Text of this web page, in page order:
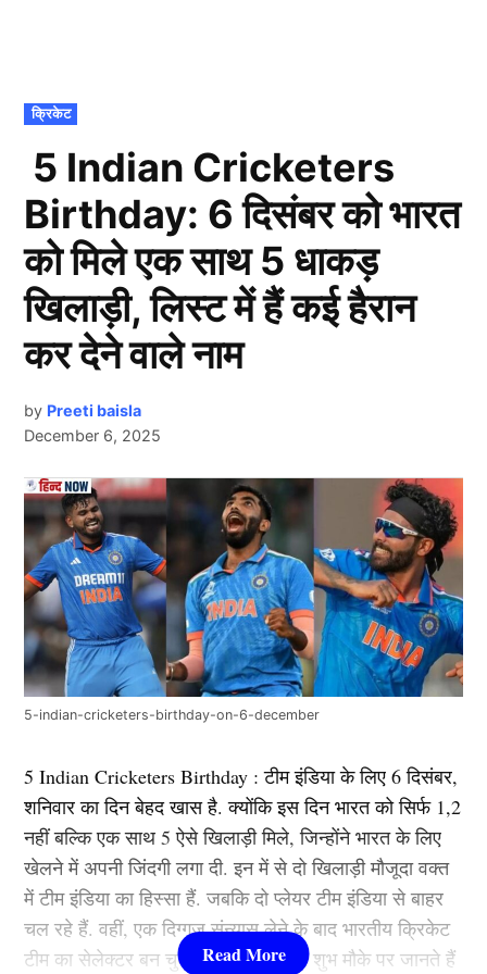
POSTED
IN
क्रिकेट
5 Indian Cricketers
Birthday: 6 दिसंबर को भारत
को मिले एक साथ 5 धाकड़
खिलाड़ी, लिस्ट में हैं कई हैरान
कर देने वाले नाम
by Preeti baisla
December 6, 2025
5-indian-cricketers-birthday-on-6-december
5 Indian Cricketers Birthday : टीम इंडिया के लिए 6 दिसंबर,
शनिवार का दिन बेहद खास है. क्योंकि इस दिन भारत को सिर्फ 1,2
नहीं बल्कि एक साथ 5 ऐसे खिलाड़ी मिले, जिन्होंने भारत के लिए
खेलने में अपनी जिंदगी लगा दी. इन में से दो खिलाड़ी मौजूदा वक्त
में टीम इंडिया का हिस्सा हैं. जबकि दो प्लेयर टीम इंडिया से बाहर
चल रहे हैं. वहीं, एक दिग्गज संन्यास लेने के बाद भारतीय क्रिकेट
टीम का सेलेक्टर बन चुका है. चलिए तो इस शुभ मौके पर जानते हैं